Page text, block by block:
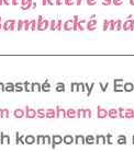
a my v
obsahem
komponent